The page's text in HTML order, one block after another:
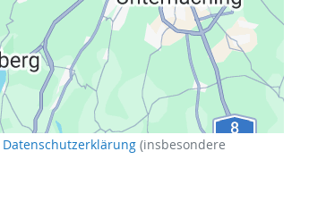
Datenschutzerklärung (insbesondere